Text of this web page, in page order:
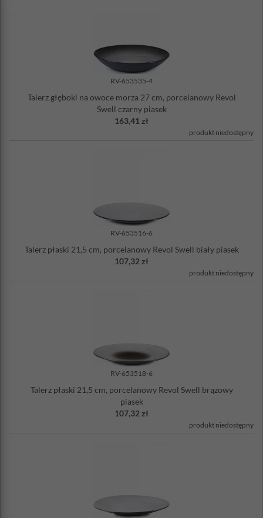
RV-653535-4
Talerz głęboki na owoce morza 27 cm, porcelanowy Revol
Swell czarny piasek
163,41 zł
produkt niedostępny
RV-653516-6
Talerz płaski 21,5 cm, porcelanowy Revol Swell biały piasek
107,32 zł
produkt niedostępny
RV-653518-6
Talerz płaski 21,5 cm, porcelanowy Revol Swell brązowy
piasek
107,32 zł
produkt niedostępny